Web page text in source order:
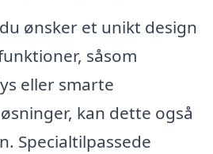
ønsker et unikt design
såsom
eller smarte
kan dette også
Specialtilpassede